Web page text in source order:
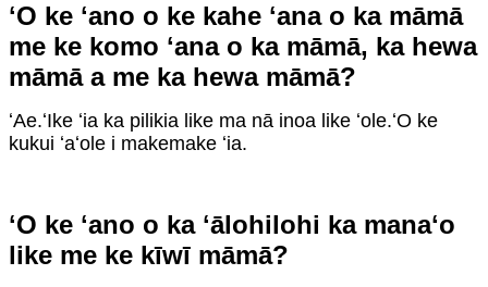
ʻO ke ʻano o ke kahe ʻana o ka māmā
me ke komo ʻana o ka māmā, ka hewa
māmā a me ka hewa māmā?
ʻAe.ʻIke ʻia ka pilikia like ma nā inoa like ʻole.ʻO ke
kukui ʻaʻole i makemake ʻia.
ʻO ke ʻano o ka ʻālohilohi ka manaʻo
like me ke kīwī māmā?